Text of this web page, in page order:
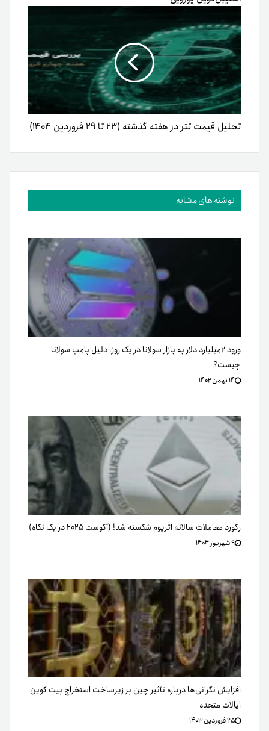
تحلیل قیمت تتر در هفته گذشته (۲۳ تا ۲۹ فروردین ۱۴۰۴)
نوشته های مشابه
ورود ۲میلیارد دلار به بازار سولانا در یک روز؛ دلیل پامپ سولانا
چیست؟
۱۴ بهمن ۱۴۰۲
رکورد معاملات سالانه اتریوم شکسته شد! (آگوست ۲۰۲۵ در یک نگاه)
۹ شهریور ۱۴۰۴
افزایش نگرانی‌ها درباره تأثیر چین بر زیرساخت استخراج بیت کوین
ایالات متحده
۲۵ فروردین ۱۴۰۳